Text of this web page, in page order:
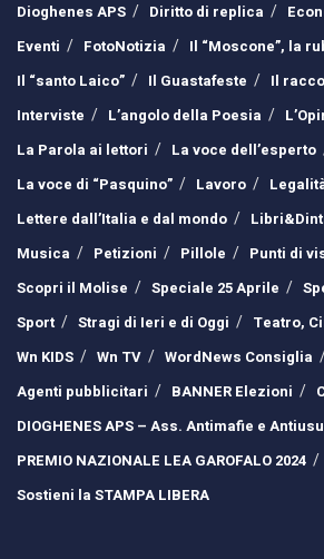
Dioghenes APS
Diritto di replica
Eventi
FotoNotizia
Il “Moscone”, la
Il “santo Laico”
Il Guastafeste
Il
Interviste
L’angolo della Poesia
La Parola ai lettori
La voce dell’esperto
La voce di “Pasquino”
Lavoro
Lettere dall’Italia e dal mondo
Musica
Petizioni Pillole Punti di
Scopri il Molise
Speciale 25 Aprile
Sport
Stragi di Ieri e di Oggi
Teatro,
Wn KIDS
Wn TV WordNews Consiglia
Agenti pubblicitari
BANNER Elezioni
DIOGHENES APS – Ass. Antimafie e
PREMIO NAZIONALE LEA GAROFALO 2024
Sostieni la STAMPA LIBERA